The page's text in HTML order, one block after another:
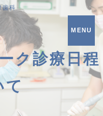
歯科
MENU
ク診療日程
て